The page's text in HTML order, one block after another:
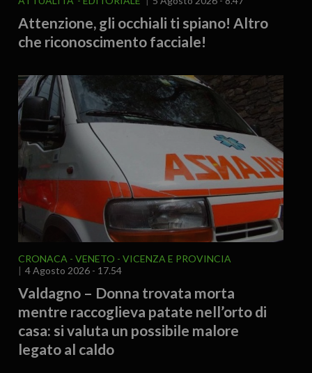
Attenzione, gli occhiali ti spiano! Altro
che riconoscimento facciale!
CRONACA VENETO
VICENZA E PROVINCIA
4 Agosto 2026 - 17.54
Valdagno – Donna trovata morta
mentre raccoglieva patate nell’orto di
casa: si valuta un possibile malore
legato al caldo